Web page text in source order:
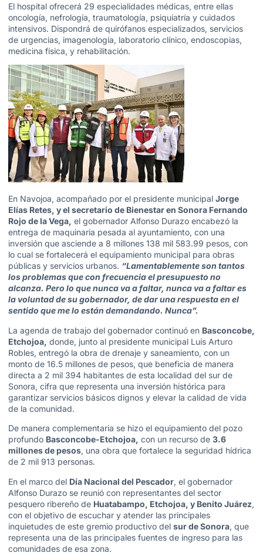
El hospital ofrecerá 29 especialidades médicas, entre ellas
oncología, nefrología, traumatología, psiquiatría y cuidados
intensivos. Dispondrá de quirófanos especializados, servicios
de urgencias, imagenología, laboratorio clínico, endoscopias,
medicina física, y rehabilitación.
En Navojoa, acompañado por el presidente municipal Jorge
Elías Retes, y el secretario de Bienestar en Sonora Fernando
Rojo de la Vega, el gobernador Alfonso Durazo encabezó la
entrega de maquinaria pesada al ayuntamiento, con una
inversión que asciende a 8 millones 138 mil 583.99 pesos, con
lo cual se fortalecerá el equipamiento municipal para obras
públicas y servicios urbanos. “Lamentablemente son tantos
los problemas que con frecuencia el presupuesto no
alcanza. Pero lo que nunca va a faltar, nunca va a faltar es
la voluntad de su gobernador, de dar una respuesta en el
sentido que me lo están demandando. Nunca”.
La agenda de trabajo del gobernador continuó en Basconcobe,
Etchojoa, donde, junto al presidente municipal Luis Arturo
Robles, entregó la obra de drenaje y saneamiento, con un
monto de 16.5 millones de pesos, que beneficia de manera
directa a 2 mil 394 habitantes de esta localidad del sur de
Sonora, cifra que representa una inversión histórica para
garantizar servicios básicos dignos y elevar la calidad de vida
de la comunidad.
De manera complementaria se hizo el equipamiento del pozo
profundo Basconcobe-Etchojoa, con un recurso de 3.6
millones de pesos, una obra que fortalece la seguridad hídrica
de 2 mil 913 personas.
En el marco del Día Nacional del Pescador, el gobernador
Alfonso Durazo se reunió con representantes del sector
pesquero ribereño de Huatabampo, Etchojoa, y Benito Juárez,
con el objetivo de escuchar y atender las principales
inquietudes de este gremio productivo del sur de Sonora, que
representa una de las principales fuentes de ingreso para las
comunidades de esa zona.